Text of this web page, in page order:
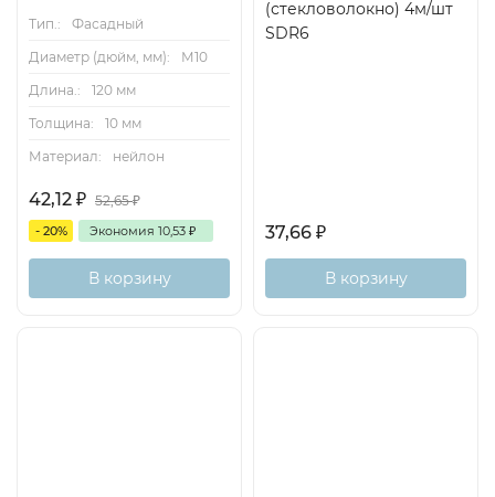
Тип.:
Фасадный
Диаметр (дюйм, мм):
М10
Длина.:
120 мм
Толщина:
10 мм
Материал:
нейлон
42,12 ₽ 52,65₽
- 20% Экономия 10,53 ₽
В корзину
(стекловолокно) 4м/шт
SDR6
37,66 ₽
В корзину